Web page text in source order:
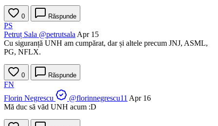
0 Răspunde
PS
Petruț Sala @petrutsala Apr 15
Cu siguranță UNH am cumpărat, dar și altele precum JNJ, ASML,
PG, NFLX.
0 Răspunde
FN
Florin Negrescu
@florinnegrescu11 Apr 16
Mă duc să văd UNH acum :D